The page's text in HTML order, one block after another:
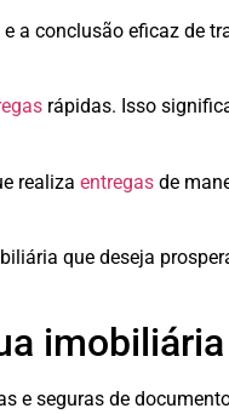
a conclusão eficaz de
rápidas. Isso
realiza entregas de
que deseja
imobiliária
e seguras de